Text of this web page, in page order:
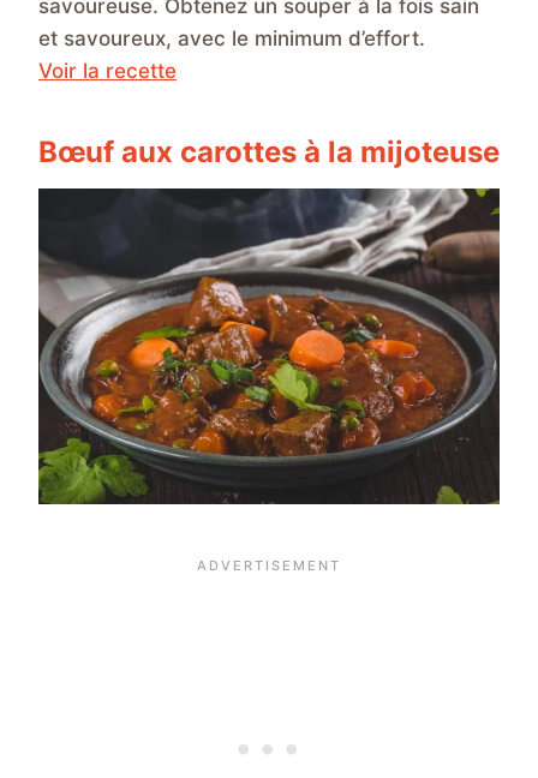
savoureuse. Obtenez un souper à la fois sain
et savoureux, avec le minimum d’effort.
Voir la recette
Bœuf aux carottes à la mijoteuse